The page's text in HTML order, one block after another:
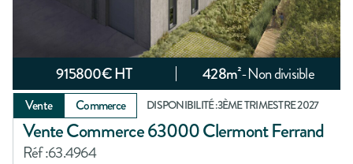
915800€ HT 428m²-Non divisible
Vente Commerce DISPONIBILITÉ :3ÈME TRIMESTRE 2027
Vente Commerce 63000 Clermont Ferrand
Réf :63.4964